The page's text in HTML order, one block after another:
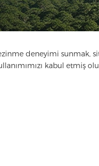
deneyimi sunmak,
kabul etmiş